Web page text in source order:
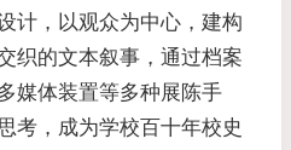
计，以观众为中心，建构
织的文本叙事，通过档案
媒体装置等多种展陈手
考，成为学校百十年校史